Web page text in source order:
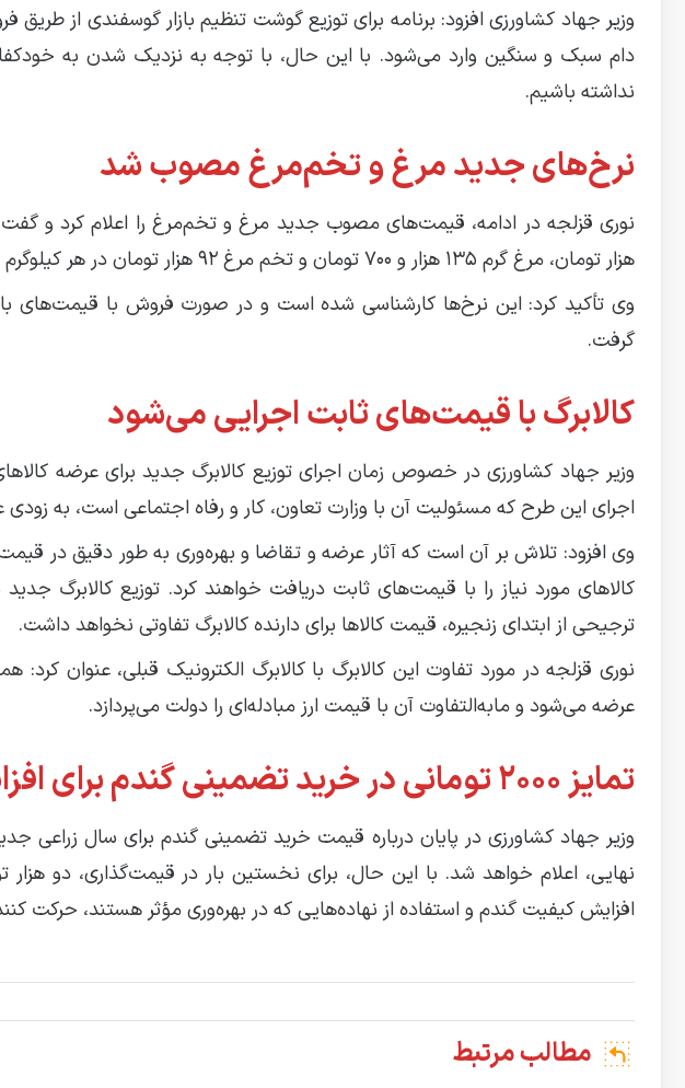
وزیر جهاد کشاورزی افزود: برنامه برای توزیع گوشت تنظیم بازار گوسفندی از
دام سبک و سنگین وارد می‌شود. با این حال، با توجه به نزدیک شدن به
نداشته باشیم.
نرخ‌های جدید مرغ و تخم‌مرغ مصوب شد
هزار تومان، مرغ گرم ۱۳۵ هزار و ۷۰۰ تومان و تخم مرغ ۹۲ هزار تومان در هر کیلوگرم برای مصرف‌کنندگان تعیین شده است.
وی تأکید کرد: این نرخ‌ها کارشناسی شده است و در صورت فروش با قیمت‌های
گرفت.
کالابرگ با قیمت‌های ثابت اجرایی می‌شود
وزیر جهاد کشاورزی در خصوص زمان اجرای توزیع کالابرگ جدید برای عرضه
اجرای این طرح که مسئولیت آن با وزارت تعاون، کار و رفاه اجتماعی است، به
وی افزود: تلاش بر آن است که آثار عرضه و تقاضا و بهره‌وری به طور دقیق در
کالاهای مورد نیاز را با قیمت‌های ثابت دریافت خواهند کرد. توزیع کالابرگ
ترجیحی از ابتدای زنجیره، قیمت کالاها برای دارنده کالابرگ تفاوتی نخواهد داشت.
نوری قزلجه در مورد تفاوت این کالابرگ با کالابرگ الکترونیک قبلی، عنوان کرد:
عرضه می‌شود و مابه‌التفاوت آن با قیمت ارز مبادله‌ای را دولت می‌پردازد.
تمایز ۲۰۰۰ تومانی در خرید تضمینی گندم برای افزایش کیفیت
وزیر جهاد کشاورزی در پایان درباره قیمت خرید تضمینی گندم برای سال زراعی
نهایی، اعلام خواهد شد. با این حال، برای نخستین بار در قیمت‌گذاری، دو
افزایش کیفیت گندم و استفاده از نهاده‌هایی که در بهره‌وری مؤثر هستند، حرکت
مطالب مرتبط